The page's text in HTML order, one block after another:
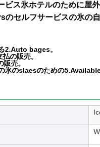
ビス氷ホテルのために屋
のセルフサービスの氷の
2.Auto bages。
の販売。
売。
氷のslaesのための5.Available